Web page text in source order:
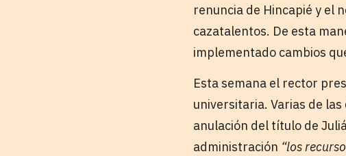
renuncia de Hincapié y el
cazatalentos. De esta
implementado cambios
Esta semana el rector
universitaria. Varias de
anulación del título de
administración “los